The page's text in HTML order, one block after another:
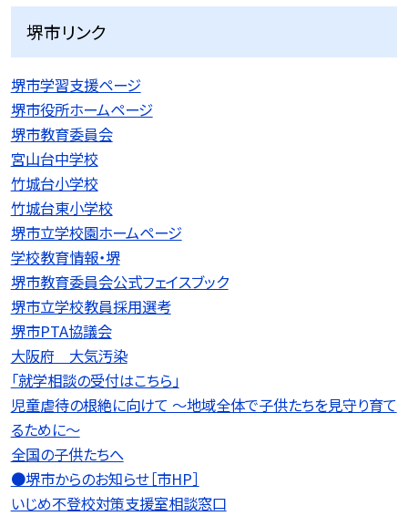
堺市リンク
堺市学習支援ページ
堺市役所ホームページ
堺市教育委員会
宮山台中学校
竹城台小学校
竹城台東小学校
堺市立学校園ホームページ
学校教育情報・堺
堺市教育委員会公式フェイスブック
堺市立学校教員採用選考
堺市PTA協議会
大阪府 大気汚染
「就学相談の受付はこちら」
児童虐待の根絶に向けて 〜地域全体で子供たちを見守り育て
るために〜
全国の子供たちへ
●堺市からのお知らせ［市HP］
いじめ不登校対策支援室相談窓口